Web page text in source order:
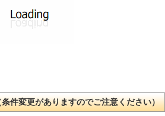
件変更がありますのでご注意ください）